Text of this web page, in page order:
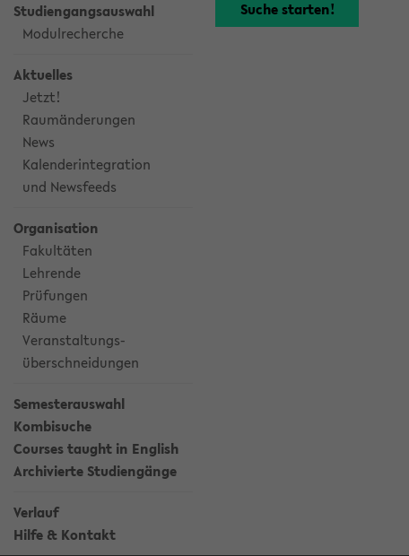
Studiengangsauswahl
Modulrecherche
Aktuelles
Jetzt!
Raumänderungen
News
Kalenderintegration
und Newsfeeds
Organisation
Fakultäten
Lehrende
Prüfungen
Räume
Veranstaltungs-
überschneidungen
Semesterauswahl
Kombisuche
Courses taught in English
Archivierte Studiengänge
Verlauf
Hilfe & Kontakt